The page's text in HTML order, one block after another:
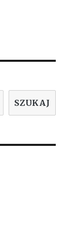
SZUKAJ